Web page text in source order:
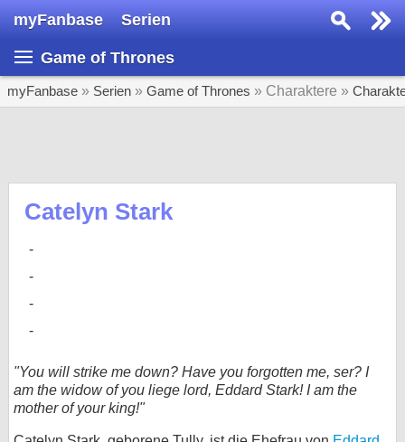
myFanbase Serien
Game of Thrones
myFanbase » Serien » Game of Thrones » Charaktere »
Catelyn Stark
"You will strike me down? Have you forgotten me, ser? I
am the widow of you liege lord, Eddard Stark! I am the
mother of your king!"
SERIEN
Forum